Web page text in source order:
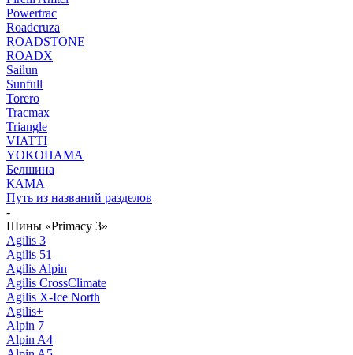
Powertrac
Roadcruza
ROADSTONE
ROADX
Sailun
Sunfull
Torero
Tracmax
Triangle
VIATTI
YOKOHAMA
Белшина
КАМА
Путь из названий разделов
-
Шины «Primacy 3»
Agilis 3
Agilis 51
Agilis Alpin
Agilis CrossClimate
Agilis X-Ice North
Agilis+
Alpin 7
Alpin A4